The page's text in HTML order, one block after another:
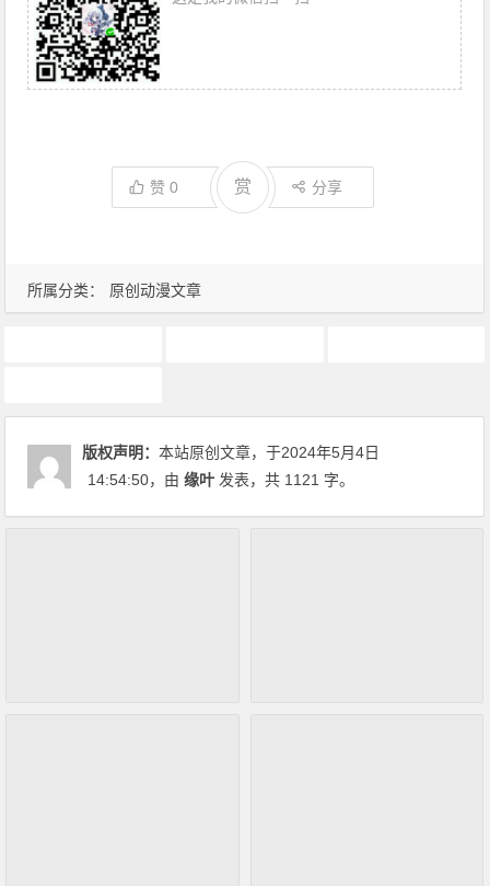
所属分类： 原创动漫文章
赞0 赏 分享
版权声明：本站原创文章，于2024年5月4日
14:54:50，由缘叶 发表，共 1121 字。